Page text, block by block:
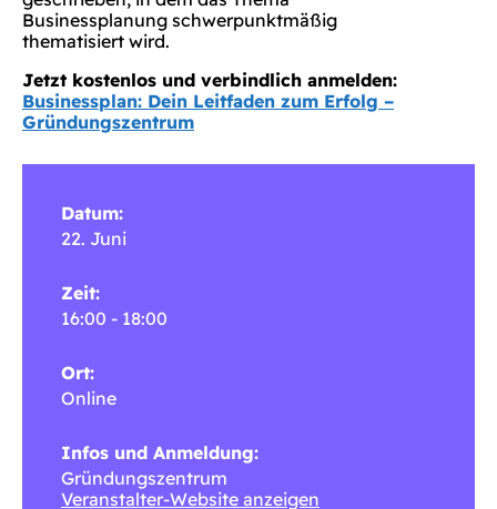
Businessplanung schwerpunktmäßig
thematisiert wird.
Jetzt kostenlos und verbindlich anmelden:
Businessplan: Dein Leitfaden zum Erfolg –
Gründungszentrum
Datum:
22. Juni
Zeit:
16:00 - 18:00
Ort:
Online
Infos und Anmeldung:
Gründungszentrum
Veranstalter-Website anzeigen